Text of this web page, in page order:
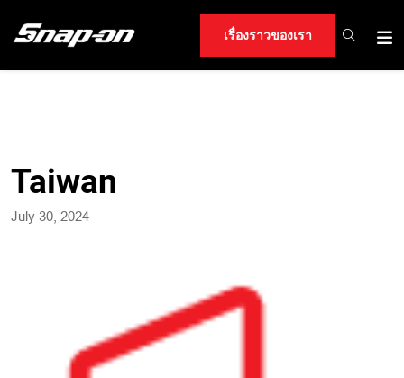
เรื่องราวของเรา
Taiwan
July 30, 2024